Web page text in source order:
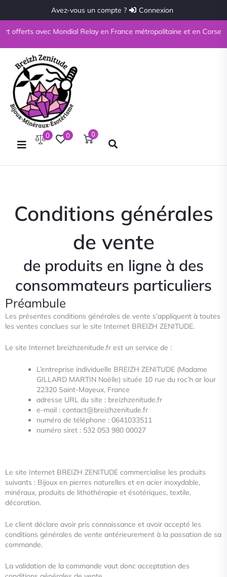
Avez-vous un compte ? Connexion
avec Mondial Relay en France métropolitaine et en Corse à
0 0 0
Conditions générales
de vente
de produits en ligne à des
consommateurs particuliers
Préambule
Les présentes conditions générales de vente s’appliquent à toutes
les ventes conclues sur le site Internet BREIZH ZENITUDE.
Le site Internet breizhzenitude.fr est un service de :
L’entreprise individuelle BREIZH ZENITUDE (Madame
GILLARD MARTIN Noëlle) située 10 rue du roc’h ar lour
22320 Saint-Mayeux, France
adresse URL du site : breizhzenitude.fr
e-mail : contact@breizhzenitude.fr
numéro de téléphone : 0641033511
numéro siret : 532 053 980 00027
Le site Internet BREIZH ZENITUDE commercialise les produits
suivants : Bijoux en pierres naturelles et en acier inoxydable,
minéraux, produits de lithothérapie et ésotériques, textile,
décoration.
Le client déclare avoir pris connaissance et avoir accepté les
conditions générales de vente antérieurement à la passation de sa
commande.
La validation de la commande vaut donc acceptation des